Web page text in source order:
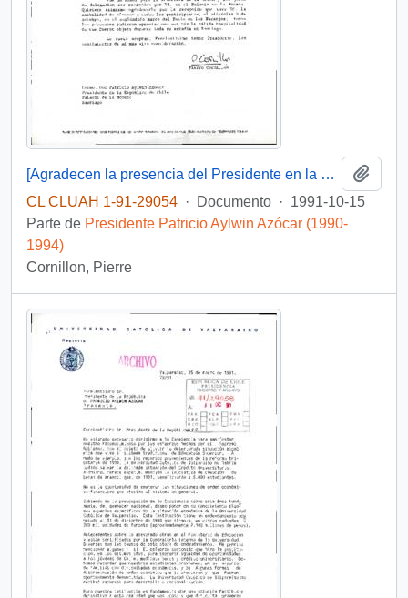
[Agradecen la presencia del Presidente en la Ceremonia Inaugural de la 86a. Conferencia Interparlamentaria]
CL CLUAH 1-91-29054 · Documento · 1991-10-15
Parte de Presidente Patricio Aylwin Azócar (1990-
1994)
Cornillon, Pierre